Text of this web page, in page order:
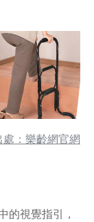
處：樂齡網官網
視覺指引，